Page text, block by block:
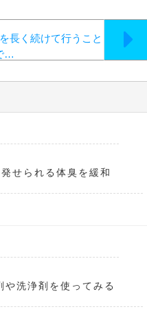
長く続けて行うこと
…
せられる体臭を緩和
洗浄剤を使ってみる